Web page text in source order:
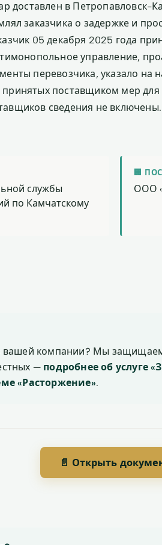
доставлен в Петропавловск-
заказчика о задержке и
05 декабря 2025 года
управление,
перевозчика, указало на
поставщиком мер
сведения не включены.
службы
по Камчатскому
🏢
ООО
вашей компании? Мы
— подробнее об услуге
«Расторжение».
📄 Открыть